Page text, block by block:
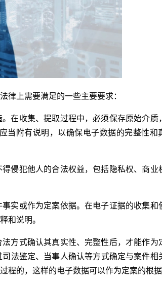
律上需要满足的一些主要要求：
在收集、提取过程中，必须保存原始介质
当附有说明，以确保电子数据的完整性和
侵犯他人的合法权益，包括隐私权、商业
实或作为定案依据。在电子证据的收集和
和说明。
方式确认其真实性、完整性后，才能作为
法鉴定、当事人确认等方式确定与案件相
程的，这样的电子数据可以作为定案的根据